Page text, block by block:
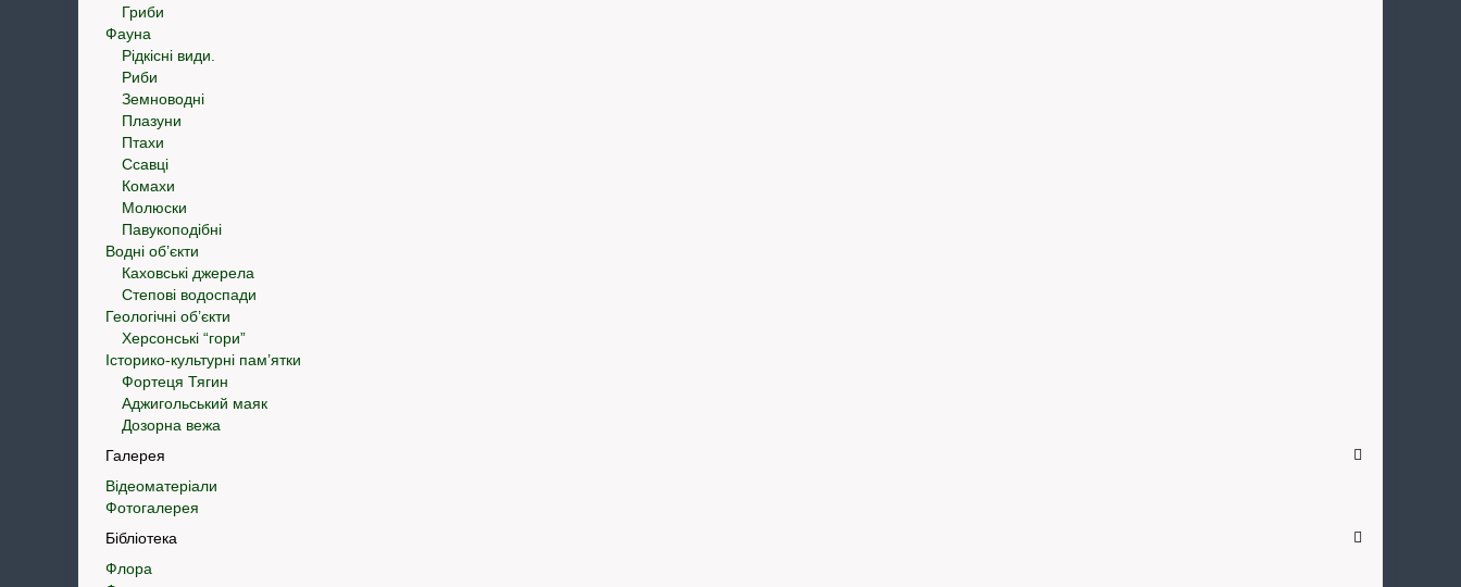
Гриби
Фауна
Рідкісні види.
Риби
Земноводні
Плазуни
Птахи
Ссавці
Комахи
Молюски
Павукоподібні
Водні об’єкти
Каховські джерела
Степові водоспади
Геологічні об’єкти
Херсонські “гори”
Історико-культурні пам’ятки
Фортеця Тягин
Аджигольський маяк
Дозорна вежа
Галерея
Відеоматеріали
Фотогалерея
Бібліотека
Флора